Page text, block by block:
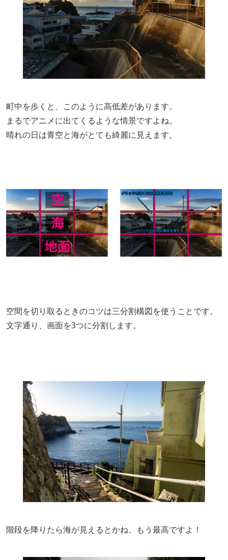
町中を歩くと、このように高低差があります。
まるでアニメに出てくるような情景ですよね。
晴れの日は青空と海がとても綺麗に見えます。
空間を切り取るときのコツは三分割構図を使うことです。
文字通り、画面を3つに分割します。
階段を降りたら海が見えるとかね、もう最高ですよ！